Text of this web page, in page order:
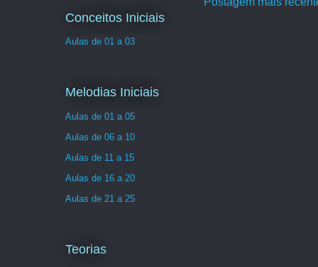
Conceitos Iniciais
Aulas de 01 a 03
Melodias Iniciais
Aulas de 01 a 05
Aulas de 06 a 10
Aulas de 11 a 15
Aulas de 16 a 20
Aulas de 21 a 25
Teorias